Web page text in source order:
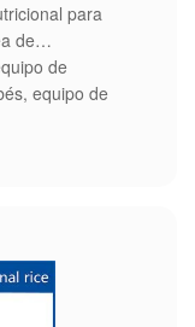
para
de
de
equipo de